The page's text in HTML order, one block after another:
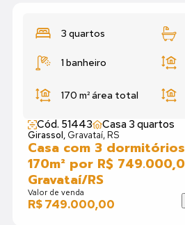
3 quartos
1 banheiro
170 m²área total
Cód. 51443 Casa 3 quartos
Girassol, Gravataí, RS
Casa com 3
170m² por R$
Gravataí/RS
Valor de venda
R$ 749.000,00